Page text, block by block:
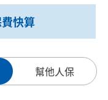
快算
幫他人保